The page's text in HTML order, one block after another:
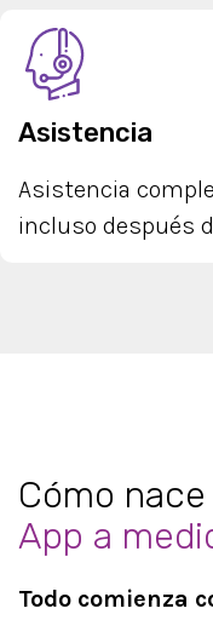
Asistencia
Asistencia
incluso después
Cómo
App a
Todo comienza